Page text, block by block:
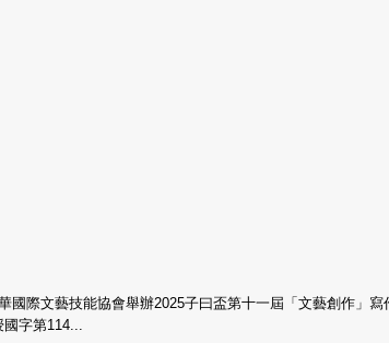
國際文藝技能協會舉辦2025子曰盃第十一屆「文藝創作」
字第114...